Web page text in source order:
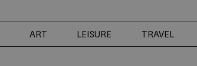
ART LEISURE TRAVEL